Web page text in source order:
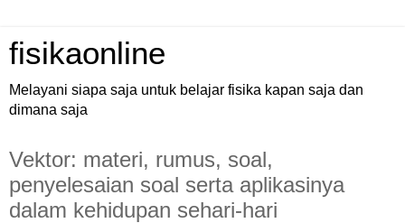
fisikaonline
Melayani siapa saja untuk belajar fisika kapan saja dan
dimana saja
Vektor: materi, rumus, soal,
penyelesaian soal serta aplikasinya
dalam kehidupan sehari-hari